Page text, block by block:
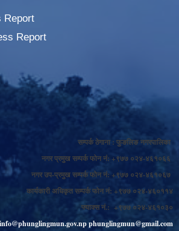
Report
Report
सम्पर्क ठेगाना : फुङलिङ नगरपालिका
नगर प्रमुख सम्पर्क फोन नं: +९७७ ०२४-४६१०६६
नगर उप-प्रमुख सम्पर्क फोन नं: +९७७ ०२४-४६१०६७
कार्यकारी अधिकृत सम्पर्क फोन नं: +९७७ ०२४-४६०११४
फ्याक्स नं.: +९७७ ०२४-४६१०३०
info@phunglingmun.gov.npphunglingmun@gmail.com